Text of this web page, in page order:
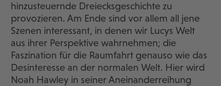
hinzusteuernde Dreiecksgeschichte zu
provozieren. Am Ende sind vor allem all jene
Szenen interessant, in denen wir Lucys Welt
aus ihrer Perspektive wahrnehmen; die
Faszination für die Raumfahrt genauso wie das
Desinteresse an der normalen Welt. Hier wird
Noah Hawley in seiner Aneinanderreihung